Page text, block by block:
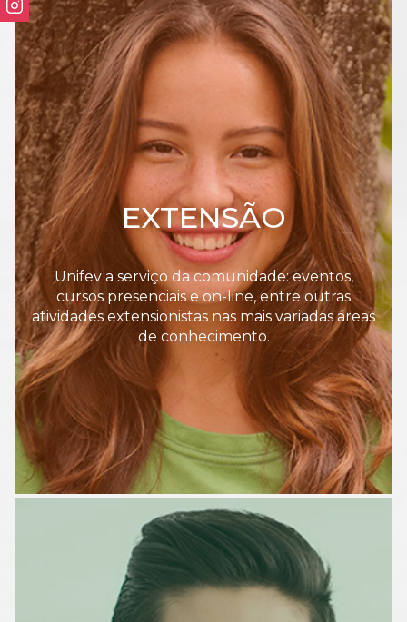
EXTENSÃO
Unifev a serviço da comunidade: eventos,
cursos presenciais e on-line, entre outras
atividades extensionistas nas mais variadas áreas
de conhecimento.